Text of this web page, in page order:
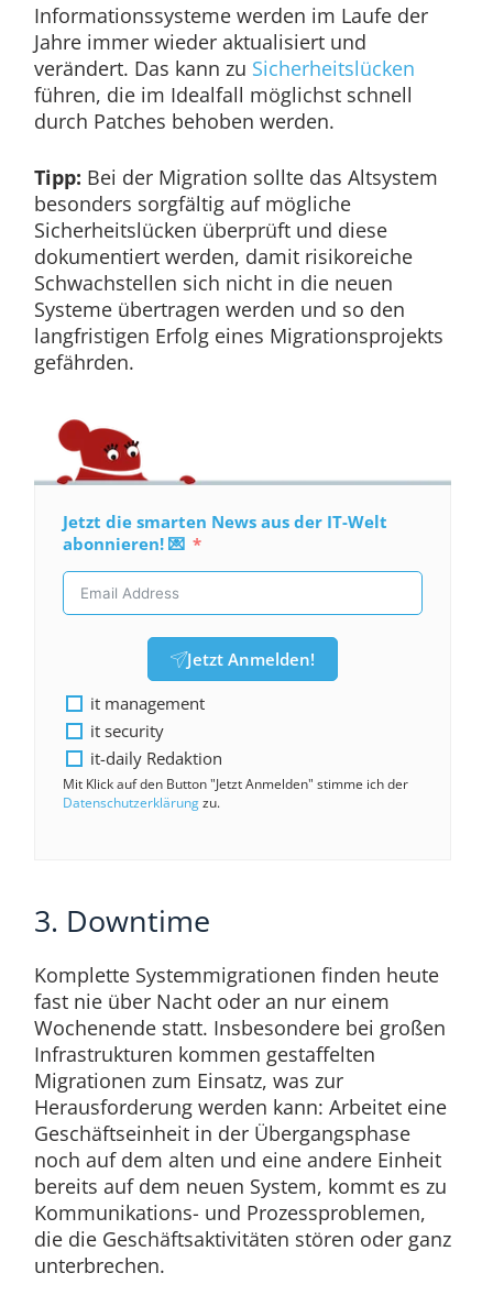
Informationssysteme werden im Laufe der
Jahre immer wieder aktualisiert und
verändert. Das kann zu Sicherheitslücken
führen, die im Idealfall möglichst schnell
durch Patches behoben werden.
Tipp: Bei der Migration sollte das Altsystem
besonders sorgfältig auf mögliche
Sicherheitslücken überprüft und diese
dokumentiert werden, damit risikoreiche
Schwachstellen sich nicht in die neuen
Systeme übertragen werden und so den
langfristigen Erfolg eines Migrationsprojekts
gefährden.
Jetzt die smarten News aus der IT-Welt
abonnieren! 💌
Jetzt Anmelden!
it management
it security
it-daily Redaktion
Mit Klick auf den Button "Jetzt Anmelden" stimme ich der
Datenschutzerklärungzu.
3. Downtime
Komplette Systemmigrationen finden heute
fast nie über Nacht oder an nur einem
Wochenende statt. Insbesondere bei großen
Infrastrukturen kommen gestaffelten
Migrationen zum Einsatz, was zur
Herausforderung werden kann: Arbeitet eine
Geschäftseinheit in der Übergangsphase
noch auf dem alten und eine andere Einheit
bereits auf dem neuen System, kommt es zu
Kommunikations- und Prozessproblemen,
die die Geschäftsaktivitäten stören oder ganz
unterbrechen.